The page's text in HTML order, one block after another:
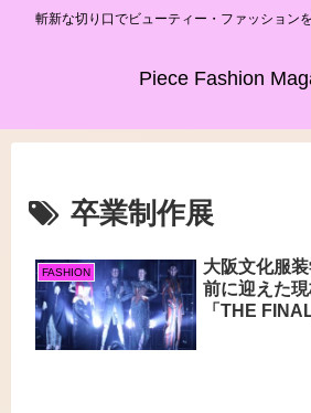
斬新な切り口でビューティー・ファッション
Piece Fashion
卒業制作展
FASHION
大阪文化服
前に迎えた
「THE FINAL